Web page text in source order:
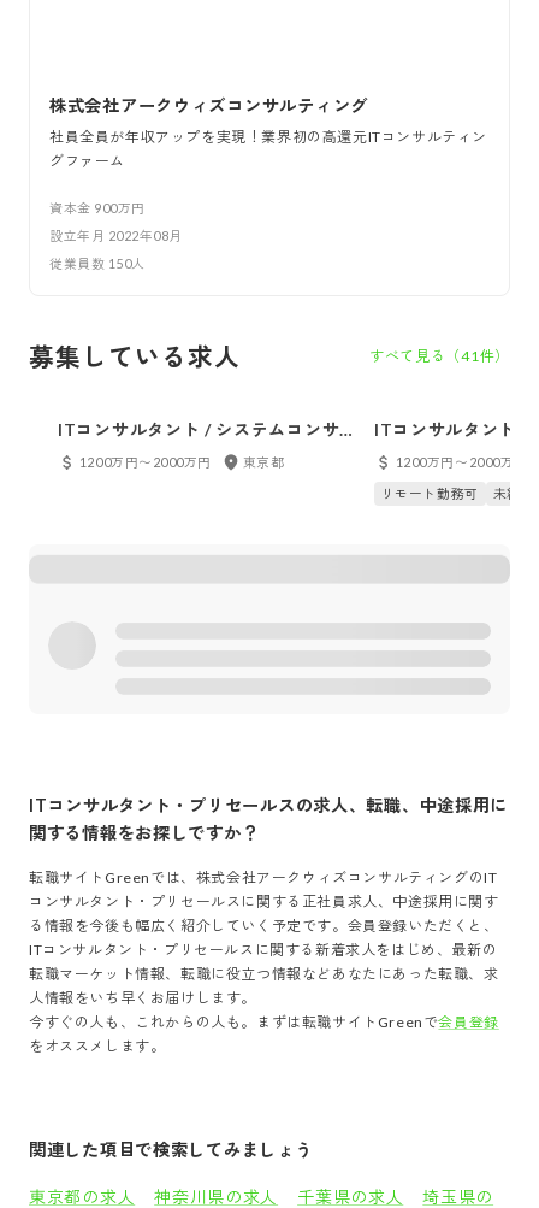
株式会社アークウィズコンサルティング
社員全員が年収アップを実現！業界初の高還元ITコンサルティン
グファーム
資本金 900万円
設立年月 2022年08月
従業員数 150人
募集している求人 すべて見る（41 件）
ITコンサルタント / システムコンサ
ルタント プロジェクト管理 / プロジ
1200万円〜2000万円 東京都
ITコンサルタント /
ルタント プロジェ
ェクトマネージャ
1200万円〜2000万円
リモート勤務可
未経験
ITコンサルタント・プリセールスの求人、転職、中途採用に
関する情報をお探しですか？
転職サイトGreenでは、 株式会社アークウィズコンサルティングのIT
コンサルタント・プリセールス に関する正社員求人、中途採用に関す
る情報を今後も幅広く紹介していく予定です。会員登録いただくと、
ITコンサルタント・プリセールス に関する新着求人をはじめ、最新の
転職マーケット情報、転職に役立つ情報などあなたにあった転職、求
人情報をいち早くお届けします。
今すぐの人も、これからの人も。まずは転職サイトGreenで会員登録
をオススメします。
関連した項目で検索してみましょう
東京都の求人 神奈川県の求人 千葉県の求人
埼玉県の